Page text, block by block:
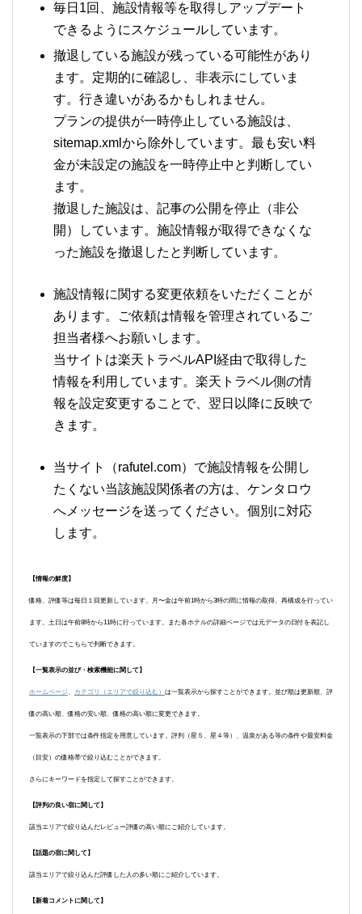
毎日1回、施設情報等を取得しアップデート
できるようにスケジュールしています。
撤退している施設が残っている可能性があり
ます。定期的に確認し、非表示にしていま
す。行き違いがあるかもしれません。
プランの提供が一時停止している施設は、
sitemap.xmlから除外しています。最も安い料
金が未設定の施設を一時停止中と判断してい
ます。
撤退した施設は、記事の公開を停止（非公
開）しています。施設情報が取得できなくな
った施設を撤退したと判断しています。
施設情報に関する変更依頼をいただくことが
あります。ご依頼は情報を管理されているご
担当者様へお願いします。
当サイトは楽天トラベルAPI経由で取得した
情報を利用しています。楽天トラベル側の情
報を設定変更することで、翌日以降に反映で
きます。
当サイト（rafutel.com）で施設情報を公開し
たくない当該施設関係者の方は、ケンタロウ
へメッセージを送ってください。個別に対応
します。
【情報の鮮度】
価格、評価等は毎日１回更新しています。月〜金は午前1時から3時の間に情報の取得、再構成を行ってい
ます。土日は午前8時から11時に行っています。また各ホテルの詳細ページでは元データの日付を表記し
ていますのでこちらで判断できます。
【一覧表示の並び・検索機能に関して】
ホームページ 、 カテゴリ（エリアで絞り込む） は一覧表示から探すことができます。並び順は更新順、評
価の高い順、価格の安い順、価格の高い順に変更できます。
一覧表示の下部では条件指定を用意しています。評判（星５、星４等）、温泉がある等の条件や最安料金
（目安）の価格帯で絞り込むことができます。
さらにキーワードを指定して探すことができます。
【評判の良い宿に関して】
該当エリアで絞り込んだレビュー評価の高い順にご紹介しています。
【話題の宿に関して】
該当エリアで絞り込んだ評価した人の多い順にご紹介しています。
【新着コメントに関して】